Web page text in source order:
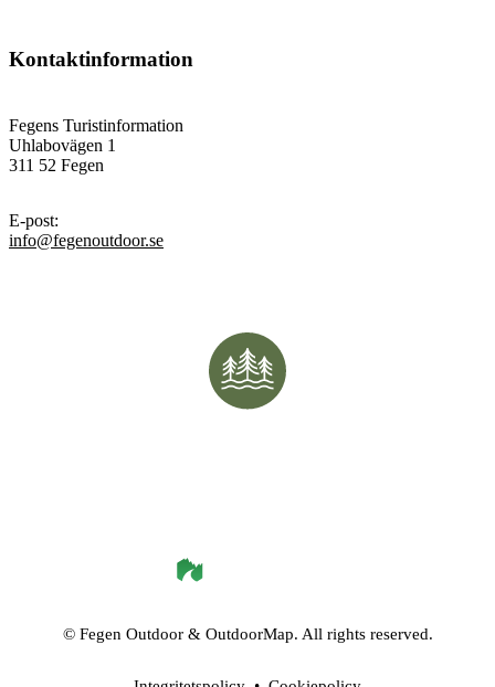
Kontaktinformation
Fegens Turistinformation
Uhlabovägen 1
311 52 Fegen
E-post:
info@fegenoutdoor.se
© Fegen Outdoor& OutdoorMap. All rights reserved.